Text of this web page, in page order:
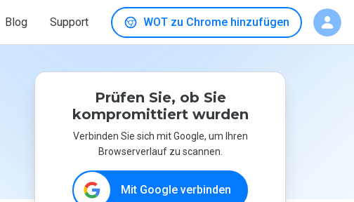
Blog Support WOT zu Chrome hinzufügen
Prüfen Sie, ob Sie
kompromittiert wurden
Verbinden Sie sich mit Google, um Ihren
Browserverlauf zu scannen.
Mit Google verbinden